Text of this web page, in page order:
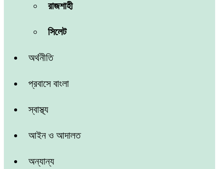
রাজশাহী
সিলেট
অর্থনীতি
প্রবাসে বাংলা
স্বাস্থ্য
আইন ও আদালত
অন্যান্য